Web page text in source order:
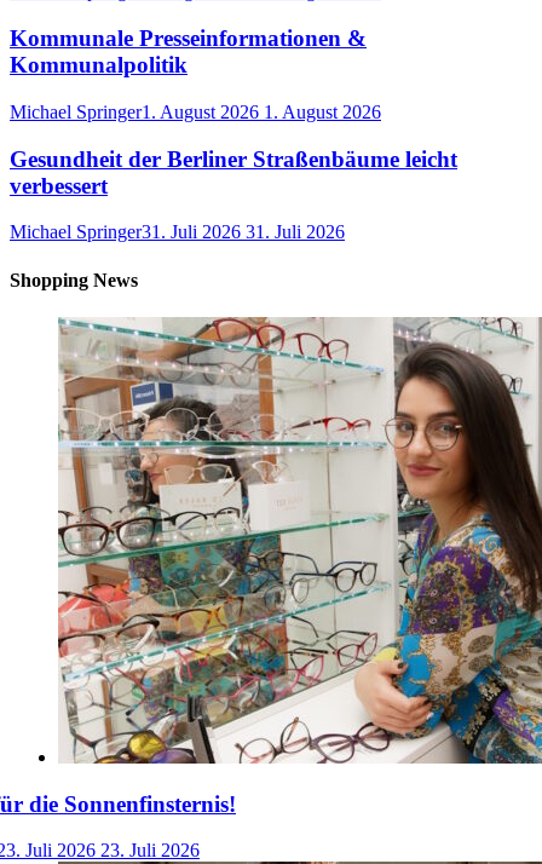
Kommunale Presseinformationen &
Kommunalpolitik
Michael Springer1. August 2026 1. August 2026
Gesundheit der Berliner Straßenbäume leicht
verbessert
Michael Springer31. Juli 2026 31. Juli 2026
Shopping News
die Sonnenfinsternis!
Juli 2026 23. Juli 2026